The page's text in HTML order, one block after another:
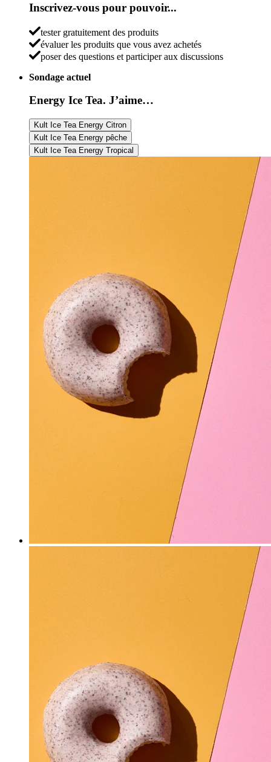
Inscrivez-vous pour pouvoir...
tester gratuitement des produits
évaluer les produits que vous avez achetés
poser des questions et participer aux discussions
Sondage actuel
Energy Ice Tea. J’aime…
Kult Ice Tea Energy Citron
Kult Ice Tea Energy pêche
Kult Ice Tea Energy Tropical